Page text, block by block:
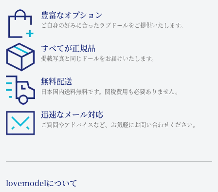
豊富なオプション
ご自身の好みに合ったラブドールをご提供いたします。
すべてが正規品
掲載写真と同じドールをお届けいたします。
無料配送
日本国内送料無料です。関税費用も必要ありません。
迅速なメール対応
ご質問やアドバイスなど、お気軽にお問い合わせください。
lovemodelについて